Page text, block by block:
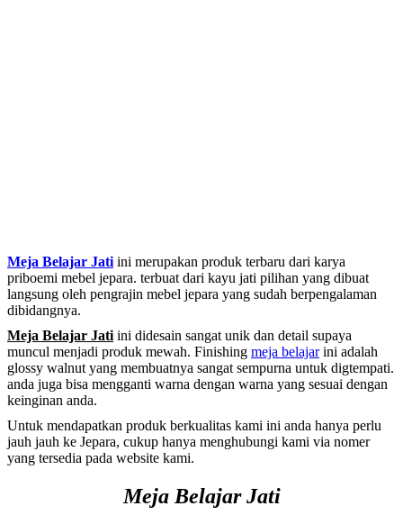
Meja Belajar Jati ini merupakan produk terbaru dari karya
priboemi mebel jepara. terbuat dari kayu jati pilihan yang dibuat
langsung oleh pengrajin mebel jepara yang sudah berpengalaman
dibidangnya.
Meja Belajar Jati ini didesain sangat unik dan detail supaya
muncul menjadi produk mewah. Finishing meja belajarini adalah
glossy walnut yang membuatnya sangat sempurna untuk digtempati.
anda juga bisa mengganti warna dengan warna yang sesuai dengan
keinginan anda.
Untuk mendapatkan produk berkualitas kami ini anda hanya perlu
jauh jauh ke Jepara, cukup hanya menghubungi kami via nomer
yang tersedia pada website kami.
Meja Belajar Jati